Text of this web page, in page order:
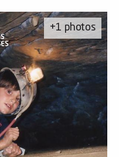
+1 photos